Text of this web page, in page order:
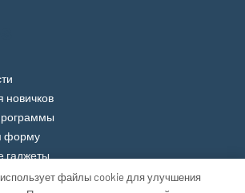
новичков
форму
гаджеты
использует файлы cookie для улучшения